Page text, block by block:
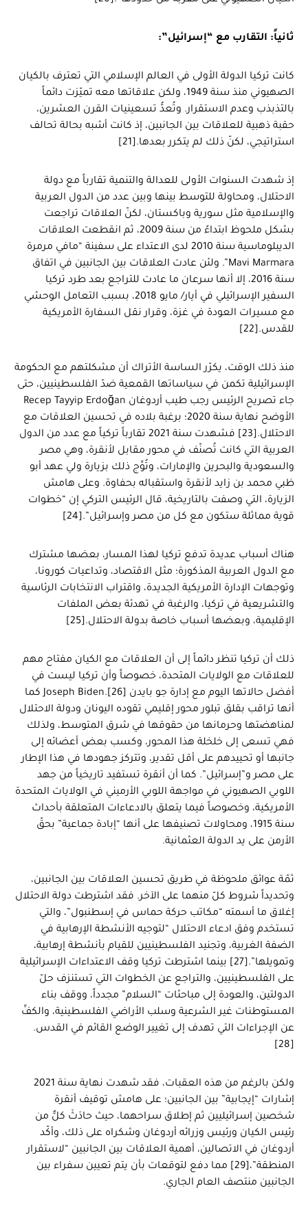
ثانياً: التقارب مع “إسرائيل”:
كانت تركيا الدولة الأولى في العالم الإسلامي التي تعترف بالكيان
الصهيوني منذ سنة 1949، ولكن علاقاتها معه تميّزت دائماً
بالتذبذب وعدم الاستقرار. وتُعدُّ تسعينيات القرن العشرين،
حقبة ذهبية للعلاقات بين الجانبين، إذ كانت أشبه بحالة تحالف
استراتيجي، لكنّ ذلك لم يتكرر بعدها.[21]
إذ شهدت السنوات الأولى للعدالة والتنمية تقارباً مع دولة
الاحتلال، ومحاولة للتوسط بينها وبين عدد من الدول العربية
والإسلامية مثل سورية وباكستان، لكنّ العلاقات تراجعت
بشكل ملحوظ ابتداءً من سنة 2009، ثم انقطعت العلاقات
الديبلوماسية سنة 2010 لدى الاعتداء على سفينة “مافي مرمرة
Mavi Marmara”. ولئن عادت العلاقات بين الجانبين في اتفاق
سنة 2016، إلا أنها سرعان ما عادت للتراجع بعد طرد تركيا
السفير الإسرائيلي في أيار/ مايو 2018، بسبب التعامل الوحشي
مع مسيرات العودة في غزة، وقرار نقل السفارة الأمريكية
للقدس.[22]
منذ ذلك الوقت، يكرّر الساسة الأتراك أن مشكلتهم مع الحكومة
الإسرائيلية تكمن في سياساتها القمعية ضدّ الفلسطينيين، حتى
جاء تصريح الرئيس رجب طيب أردوغان Recep Tayyip Erdoğan
الأوضح نهاية سنة 2020؛ برغبة بلاده في تحسين العلاقات مع
الاحتلال.[23] فشهدت سنة 2021 تقارباً تركياً مع عدد من الدول
العربية التي كانت تُصنّف في محور مقابل لأنقرة، وهي مصر
والسعودية والبحرين والإمارات، وتُوِّج ذلك بزيارة ولي عهد أبو
ظبي محمد بن زايد لأنقرة واستقباله بحفاوة. وعلى هامش
الزيارة، التي وصفت بالتاريخية، قال الرئيس التركي إن “خطوات
قوية مماثلة ستكون مع كل من مصر وإسرائيل”.[24]
هناك أسباب عديدة تدفع تركيا لهذا المسار، بعضها مشترك
مع الدول العربية المذكورة؛ مثل الاقتصاد، وتداعيات كورونا،
وتوجهات الإدارة الأمريكية الجديدة، واقتراب الانتخابات الرئاسية
والتشريعية في تركيا، والرغبة في تهدئة بعض الملفات
الإقليمية، وبعضها أسباب خاصة بدولة الاحتلال.[25]
ذلك أن تركيا تنظر دائماً إلى أن العلاقات مع الكيان مفتاح مهم
للعلاقات مع الولايات المتحدة، خصوصاً وأن تركيا ليست في
أفضل حالاتها اليوم مع إدارة جو بايدن Joseph Biden.[26] كما
أنها تراقب بقلق تبلور محور إقليمي تقوده اليونان ودولة الاحتلال
لمناهضتها وحرمانها من حقوقها في شرق المتوسط، ولذلك
فهي تسعى إلى خلخلة هذا المحور، وكسب بعض أعضائه إلى
جانبها أو تحييدهم على أقل تقدير، وتتركز جهودها في هذا الإطار
على مصر و”إسرائيل”. كما أن أنقرة تستفيد تاريخياً من جهد
اللوبي الصهيوني في مواجهة اللوبي الأرميني في الولايات المتحدة
الأمريكية، وخصوصاً فيما يتعلق بالادعاءات المتعلقة بأحداث
سنة 1915، ومحاولات تصنيفها على أنها “إبادة جماعية” بحقّ
الأرمن على يد الدولة العثمانية.
ثمّة عوائق ملحوظة في طريق تحسين العلاقات بين الجانبين،
وتحديداً شروط كلّ منهما على الآخر. فقد اشترطت دولة الاحتلال
إغلاق ما أسمته “مكاتب حركة حماس في إسطنبول”، والتي
تستخدم وفق ادعاء الاحتلال “لتوجيه الأنشطة الإرهابية في
الضفة الغربية، وتجنيد الفلسطينيين للقيام بأنشطة إرهابية،
وتمويلها”.[27] بينما اشترطت تركيا وقف الاعتداءات الإسرائيلية
على الفلسطينيين، والتراجع عن الخطوات التي تستنزف حلّ
الدولتين، والعودة إلى مباحثات “السلام” مجدداً، ووقف بناء
المستوطنات غير الشرعية وسلب الأراضي الفلسطينية، والكفِّ
عن الإجراءات التي تهدف إلى تغيير الوضع القائم في القدس.
[28]
ولكن بالرغم من هذه العقبات، فقد شهدت نهاية سنة 2021
إشارات “إيجابية” بين الجانبين؛ على هامش توقيف أنقرة
شخصين إسرائيليين ثم إطلاق سراحهما، حيث حادَثَ كلٌّ من
رئيس الكيان ورئيس وزرائه أردوغان وشكراه على ذلك، وأكّد
أردوغان في الاتصالين، أهمية العلاقات بين الجانبين “لاستقرار
المنطقة”،[29] مما دفع لتوقعات بأن يتم تعيين سفراء بين
الجانبين منتصف العام الجاري.